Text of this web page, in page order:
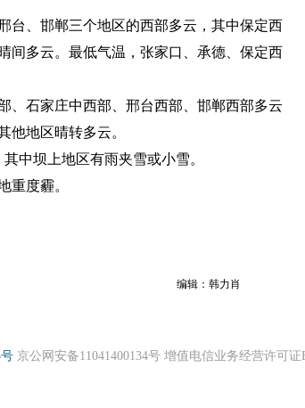
台、邯郸三个地区的西部多云，其中保定西
间多云。最低气温，张家口、承德、保定西
、石家庄中西部、邢台西部、邯郸西部多云
他地区晴转多云。
中坝上地区有雨夹雪或小雪。
重度霾。
编辑：韩力肖
京公网安备11041400134号 增值电信业务经营许可证